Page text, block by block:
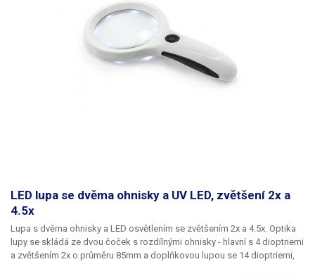
LED lupa se dvěma ohnisky a UV LED, zvětšení 2x a
4.5x
Lupa s dvěma ohnisky a LED osvětlením se zvětšením 2x a 4.5x. Optika
lupy se skládá ze dvou čoček s rozdílnými ohnisky - hlavní s 4 dioptriemi
a zvětšením 2x o průměru 85mm a doplňkovou lupou se 14 dioptriemi,